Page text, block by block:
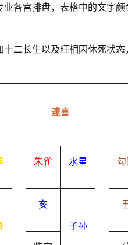
业各宫排盘，表格中的文字
二长生以及旺相囚休死状态
速喜
朱雀 水星
亥
子孙